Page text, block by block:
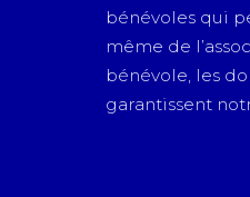
bénévoles qui
même de
bénévole, les
garantissent